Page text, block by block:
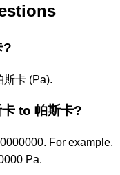
?
斯卡 (Pa).
to 帕斯卡?
For example,
Pa.